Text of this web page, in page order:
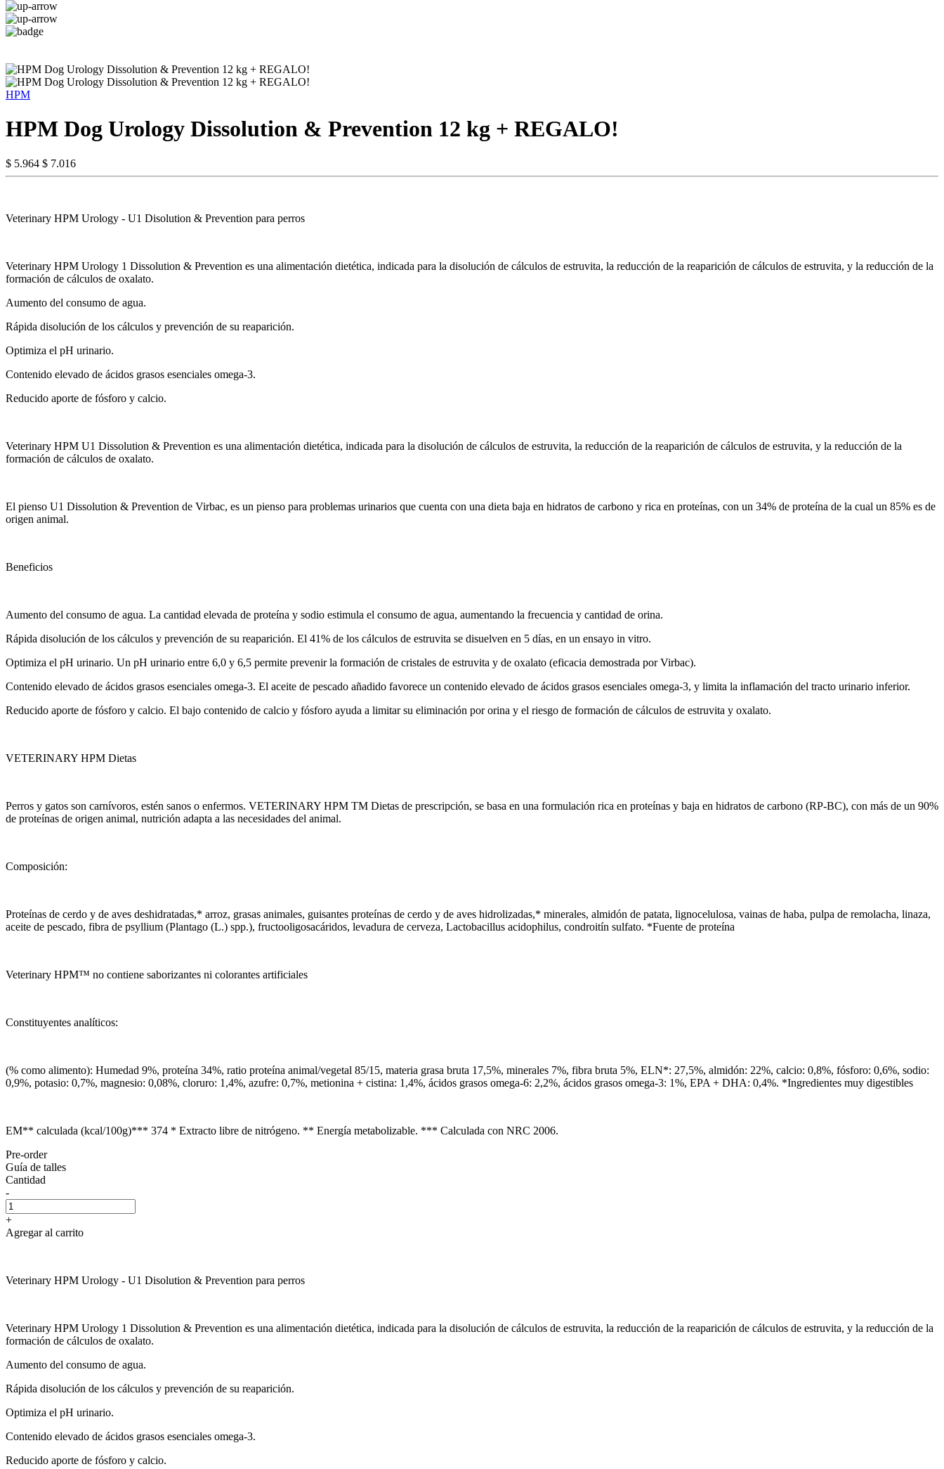
HPM
HPM Dog Urology Dissolution & Prevention 12 kg + REGALO!
$ 5.964 $ 7.016
Veterinary HPM Urology - U1 Disolution & Prevention para perros
Veterinary HPM Urology 1 Dissolution & Prevention es una alimentación dietética, indicada para la disolución de cálculos de estruvita, la reducción de la reaparición de cálculos de estruvita, y la reducción de la
formación de cálculos de oxalato.
Aumento del consumo de agua.
Rápida disolución de los cálculos y prevención de su reaparición.
Optimiza el pH urinario.
Contenido elevado de ácidos grasos esenciales omega-3.
Reducido aporte de fósforo y calcio.
Veterinary HPM U1 Dissolution & Prevention es una alimentación dietética, indicada para la disolución de cálculos de estruvita, la reducción de la reaparición de cálculos de estruvita, y la reducción de la
formación de cálculos de oxalato.
El pienso U1 Dissolution & Prevention de Virbac, es un pienso para problemas urinarios que cuenta con una dieta baja en hidratos de carbono y rica en proteínas, con un 34% de proteína de la cual un 85% es de
origen animal.
Beneficios
Aumento del consumo de agua. La cantidad elevada de proteína y sodio estimula el consumo de agua, aumentando la frecuencia y cantidad de orina.
Rápida disolución de los cálculos y prevención de su reaparición. El 41% de los cálculos de estruvita se disuelven en 5 días, en un ensayo in vitro.
Optimiza el pH urinario. Un pH urinario entre 6,0 y 6,5 permite prevenir la formación de cristales de estruvita y de oxalato (eficacia demostrada por Virbac).
Contenido elevado de ácidos grasos esenciales omega-3. El aceite de pescado añadido favorece un contenido elevado de ácidos grasos esenciales omega-3, y limita la inflamación del tracto urinario inferior.
Reducido aporte de fósforo y calcio. El bajo contenido de calcio y fósforo ayuda a limitar su eliminación por orina y el riesgo de formación de cálculos de estruvita y oxalato.
VETERINARY HPM Dietas
Perros y gatos son carnívoros, estén sanos o enfermos. VETERINARY HPM TM Dietas de prescripción, se basa en una formulación rica en proteínas y baja en hidratos de carbono (RP-BC), con más de un 90%
de proteínas de origen animal, nutrición adapta a las necesidades del animal.
Composición:
Proteínas de cerdo y de aves deshidratadas,* arroz, grasas animales, guisantes proteínas de cerdo y de aves hidrolizadas,* minerales, almidón de patata, lignocelulosa, vainas de haba, pulpa de remolacha, linaza,
aceite de pescado, fibra de psyllium (Plantago (L.) spp.), fructooligosacáridos, levadura de cerveza, Lactobacillus acidophilus, condroitín sulfato. *Fuente de proteína
Veterinary HPM™ no contiene saborizantes ni colorantes artificiales
Constituyentes analíticos:
(% como alimento): Humedad 9%, proteína 34%, ratio proteína animal/vegetal 85/15, materia grasa bruta 17,5%, minerales 7%, fibra bruta 5%, ELN*: 27,5%, almidón: 22%, calcio: 0,8%, fósforo: 0,6%, sodio:
0,9%, potasio: 0,7%, magnesio: 0,08%, cloruro: 1,4%, azufre: 0,7%, metionina + cistina: 1,4%, ácidos grasos omega-6: 2,2%, ácidos grasos omega-3: 1%, EPA + DHA: 0,4%. *Ingredientes muy digestibles
EM** calculada (kcal/100g)*** 374 * Extracto libre de nitrógeno. ** Energía metabolizable. *** Calculada con NRC 2006.
Pre-order
Guía de talles
Cantidad
-
+
Agregar al carrito
Veterinary HPM Urology - U1 Disolution & Prevention para perros
Veterinary HPM Urology 1 Dissolution & Prevention es una alimentación dietética, indicada para la disolución de cálculos de estruvita, la reducción de la reaparición de cálculos de estruvita, y la reducción de la
formación de cálculos de oxalato.
Aumento del consumo de agua.
Rápida disolución de los cálculos y prevención de su reaparición.
Optimiza el pH urinario.
Contenido elevado de ácidos grasos esenciales omega-3.
Reducido aporte de fósforo y calcio.